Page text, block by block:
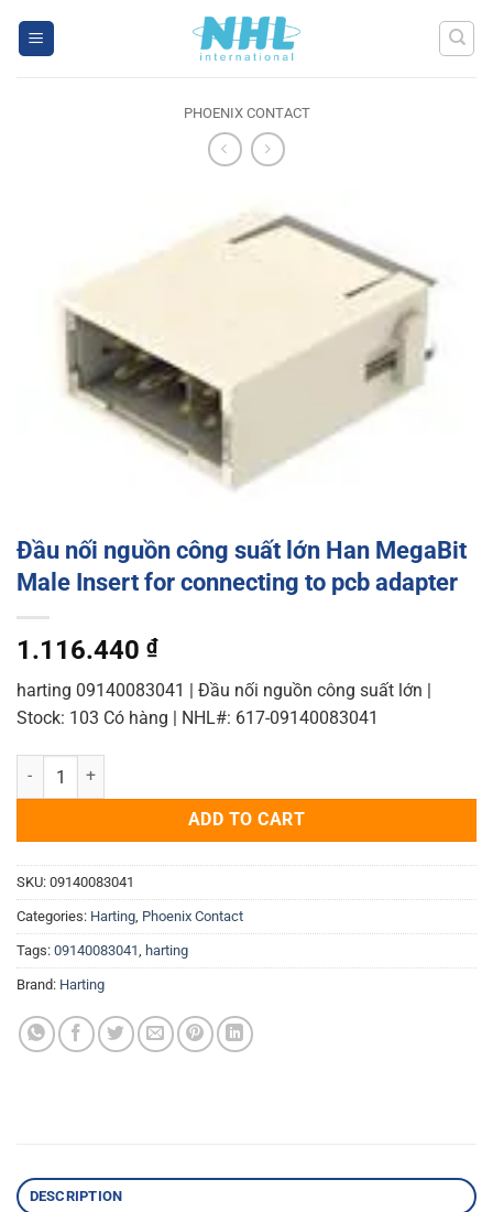
PHOENIX CONTACT
Đầu nối nguồn công suất lớn Han MegaBit
Male Insert for connecting to pcb adapter
1.116.440 ₫
harting 09140083041 | Đầu nối nguồn công suất lớn |
Stock: 103 Có hàng | NHL#: 617-09140083041
Đầu nối nguồn công suất lớn Han MegaBit Male Insert for
ADD TO CART
SKU: 09140083041
Categories: Harting Phoenix Contact
Tags: 09140083041 harting
Brand: Harting
DESCRIPTION